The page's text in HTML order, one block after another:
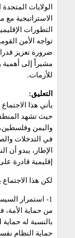
الولايات
الاستراتيجية
التطورات
تواجه الأمن
ضرورة تعزيز
مشيراً إلى
للأزمات.
التعليق:
يأتي هذا
حيث تشهد
واليمن وفلسطين،
في التدخلات
الإطار، يبدو
إقليمية قادرة
لكن هذا
1- استمرار
من حماية الأمة،
بالنسبة له حماية
حماية النظام